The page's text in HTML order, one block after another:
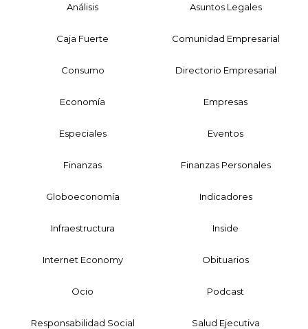
Análisis Asuntos Legales
Caja Fuerte Comunidad Empresarial
Consumo Directorio Empresarial
Economía Empresas
Especiales Eventos
Finanzas Finanzas Personales
Globoeconomía Indicadores
Infraestructura Inside
Internet Economy Obituarios
Ocio Podcast
Responsabilidad Social Salud Ejecutiva